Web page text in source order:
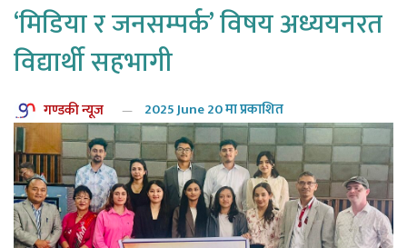
‘मिडिया र जनसम्पर्क’ विषय अध्ययनरत
विद्यार्थी सहभागी
गण्डकी न्यूज 2025 June 20 मा प्रकाशित